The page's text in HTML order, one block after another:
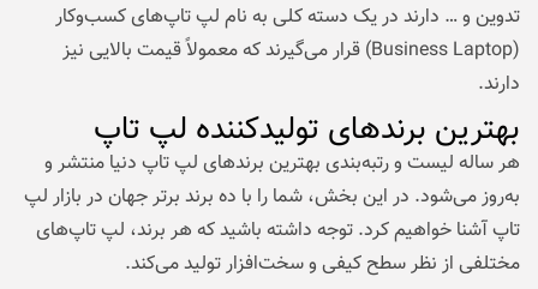
تدوین و … دارند در یک دسته کلی به نام لپ تاپ‌های کسب‌وکار
(Business Laptop) قرار می‌گیرند که معمولاً قیمت بالایی نیز
دارند.
بهترین برندهای تولیدکننده لپ تاپ
هر ساله لیست و رتبه‌بندی بهترین برندهای لپ تاپ دنیا منتشر و
به‌روز می‌شود. در این بخش، شما را با ده برند برتر جهان در بازار لپ
تاپ آشنا خواهیم کرد. توجه داشته باشید که هر برند، لپ تاپ‌های
مختلفی از نظر سطح کیفی و سخت‌افزار تولید می‌کند.